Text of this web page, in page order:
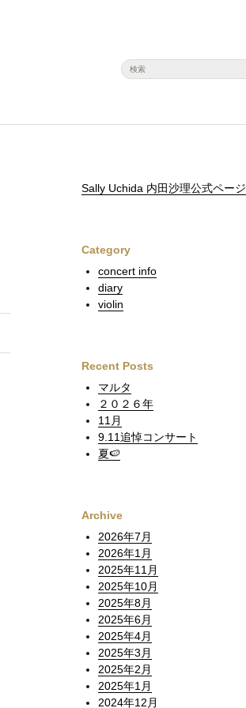
Sally Uchida 内田沙理公式ページ
Category
concert info
diary
violin
Recent Posts
マルタ
２０２６年
11月
9.11追悼コンサート
夏🍉
Archive
2026年7月
2026年1月
2025年11月
2025年10月
2025年8月
2025年6月
2025年4月
2025年3月
2025年2月
2025年1月
2024年12月